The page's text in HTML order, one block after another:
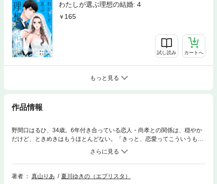
わたしが選ぶ理想の結婚: 4
165
試し読み カートへ
もっと見る
作品情報
野間口はるひ、34歳。6年付き合っている恋人・尚孝との関係は、穏やか
だけど、ときめきはもうほとんどない。「きっと、恋愛ってこういうもの
でしょ？」そう自分に言い聞かせながら、日々の不満には蓋をしていた。
――あの光景を見るまでは。かつて自分に向けていた笑顔で若い女と歩い
ていった、恋人・尚孝。壊れかけた日常にふと現れた、理想のオトコ・間
宮。本当に欲しかったのは、安心？ ときめき？ それとも――
著者 真山りあ
夏川ゆきの（エブリスタ）